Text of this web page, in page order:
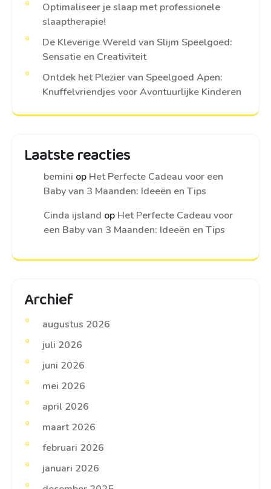
Optimaliseer je slaap met professionele
slaaptherapie!
De Kleverige Wereld van Slijm Speelgoed:
Sensatie en Creativiteit
Ontdek het Plezier van Speelgoed Apen:
Knuffelvriendjes voor Avontuurlijke Kinderen
Laatste reacties
bemini op Het Perfecte Cadeau voor een
Baby van 3 Maanden: Ideeën en Tips
Cinda ijsland op Het Perfecte Cadeau voor
een Baby van 3 Maanden: Ideeën en Tips
Archief
augustus 2026
juli 2026
juni 2026
mei 2026
april 2026
maart 2026
februari 2026
januari 2026